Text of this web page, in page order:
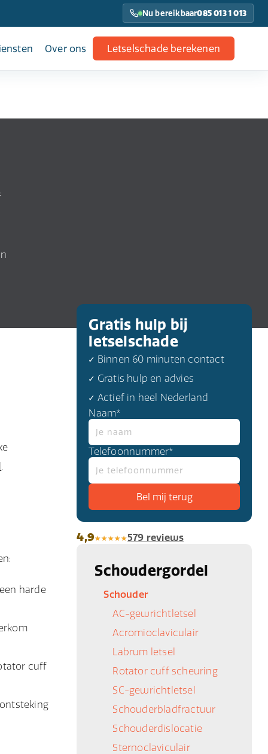
Nu bereikbaar085 013 1 013
Over ons Letselschade berekenen
.
harde
cuff
Gratis hulp bij
letselschade
✓ Binnen 60 minuten contact
✓ Gratis hulp en advies
✓ Actief in heel Nederland
Naam*
Telefoonnummer*
4,9 579 reviews
Schoudergordel
Schouder
AC-gewrichtletsel
Acromioclaviculair
Labrum letsel
Rotator cuff scheuring
SC-gewrichtletsel
Schouderbladfractuur
Schouderdislocatie
Sternoclaviculair